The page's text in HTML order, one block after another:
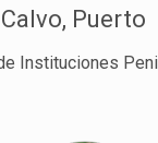
Puerto
Instituciones